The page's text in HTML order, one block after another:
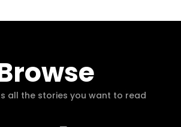
all the stories you want to read